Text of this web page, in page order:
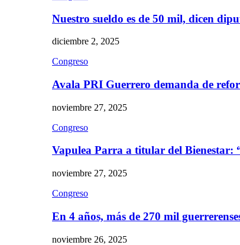
Nuestro sueldo es de 50 mil, dicen
diciembre 2, 2025
Congreso
Avala PRI Guerrero demanda de
noviembre 27, 2025
Congreso
Vapulea Parra a titular del Bienestar:
noviembre 27, 2025
Congreso
En 4 años, más de 270 mil
noviembre 26, 2025